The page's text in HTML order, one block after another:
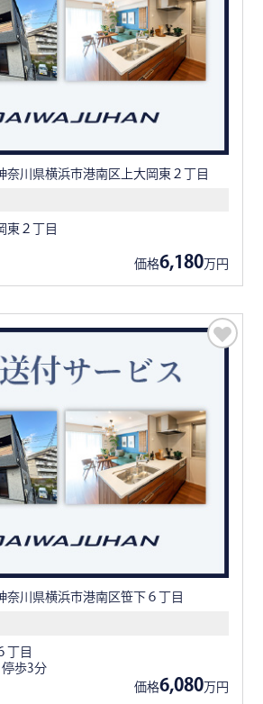
奈川県横浜市港南区上大岡東２丁目
東２丁目
価格6,180万円
奈川県横浜市港南区笹下６丁目
丁目
停歩3分
価格6,080万円